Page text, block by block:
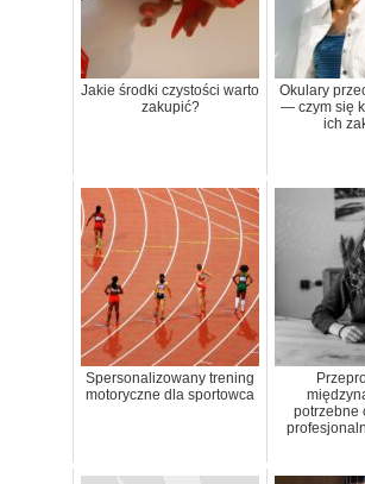
Jakie środki czystości warto
zakupić?
Okulary
— czym się
ich
Spersonalizowany trening
motoryczne dla sportowca
potrzebne